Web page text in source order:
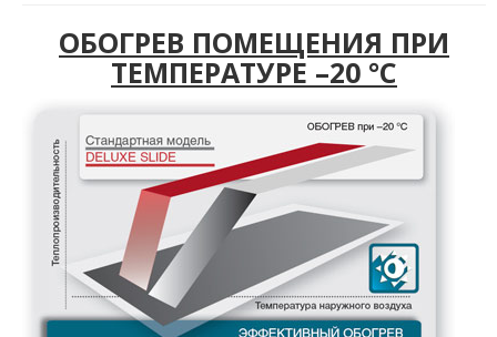
ОБОГРЕВ ПОМЕЩЕНИЯ ПРИ
ТЕМПЕРАТУРЕ –20 °С